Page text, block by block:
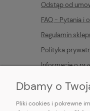
Odstąp od
FAQ - Pytania i
Regulamin
Polityka
Informacje o
Dbamy o
Pliki cookies i pokrewne